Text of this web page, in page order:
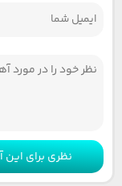
نظری برای